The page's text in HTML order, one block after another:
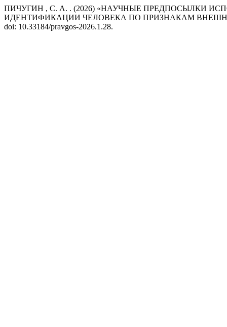
ПИЧУГИН , С. А. . (2026) «НАУЧНЫЕ ПРЕДПОСЫЛКИ
ИДЕНТИФИКАЦИИ ЧЕЛОВЕКА ПО ПРИЗНАКАМ
doi: 10.33184/pravgos-2026.1.28.